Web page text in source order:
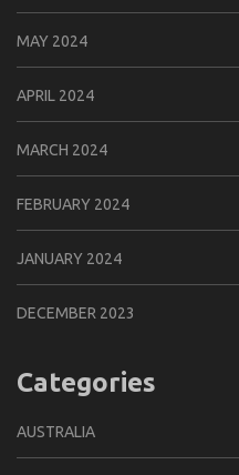
MAY 2024
APRIL 2024
MARCH 2024
FEBRUARY 2024
JANUARY 2024
DECEMBER 2023
Categories
AUSTRALIA